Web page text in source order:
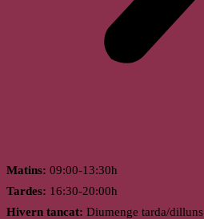
Matins: 09:00-13:30h
Tardes: 16:30-20:00h
Hivern tancat: Diumenge tarda/dilluns